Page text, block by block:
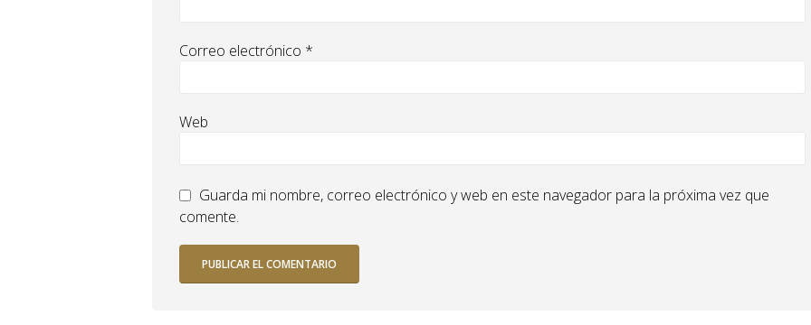
Correo electrónico *
Web
Guarda mi nombre, correo electrónico y web en este navegador para la próxima vez que
comente.